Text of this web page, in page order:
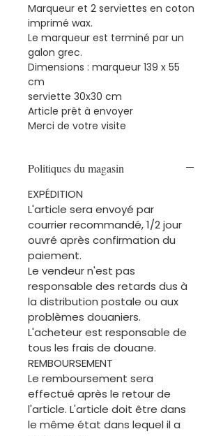
Marqueur et 2 serviettes en coton
imprimé wax.
Le marqueur est terminé par un
galon grec.
Dimensions : marqueur 139 x 55
cm
serviette 30x30 cm
Article prêt à envoyer
Merci de votre visite
Politiques du magasin
EXPÉDITION
L'article sera envoyé par
courrier recommandé, 1/2 jour
ouvré après confirmation du
paiement.
Le vendeur n'est pas
responsable des retards dus à
la distribution postale ou aux
problèmes douaniers.
L'acheteur est responsable de
tous les frais de douane.
REMBOURSEMENT
Le remboursement sera
effectué après le retour de
l'article. L'article doit être dans
le même état dans lequel il a